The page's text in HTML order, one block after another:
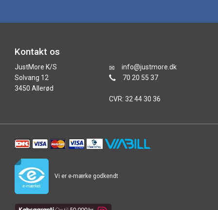
Kontakt os
JustMore K/S
Solvang 12
3450 Allerød
info@justmore.dk
70 20 55 37
CVR: 32 44 30 36
Vi er e-mærke godkendt